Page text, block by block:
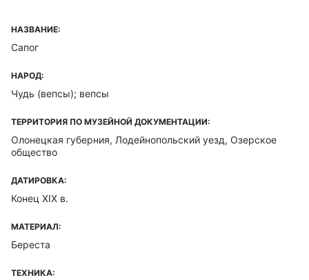
НАЗВАНИЕ:
Сапог
НАРОД:
Чудь (вепсы); вепсы
ТЕРРИТОРИЯ ПО МУЗЕЙНОЙ ДОКУМЕНТАЦИИ:
Олонецкая губерния, Лодейнопольский уезд, Озерское
общество
ДАТИРОВКА:
Конец XIX в.
МАТЕРИАЛ:
Береста
ТЕХНИКА: